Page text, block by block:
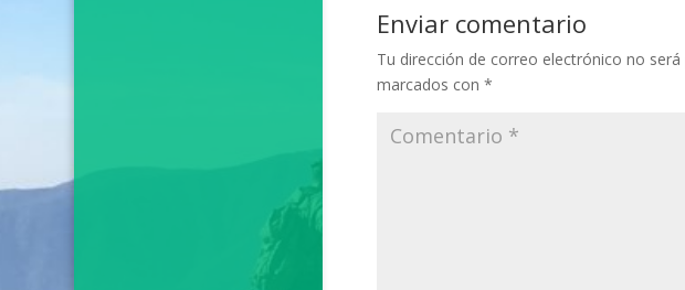
Enviar comentario
Tu dirección de correo electrónico no será
marcados con*